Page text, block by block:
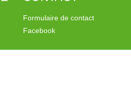
Formulaire de contact
Facebook